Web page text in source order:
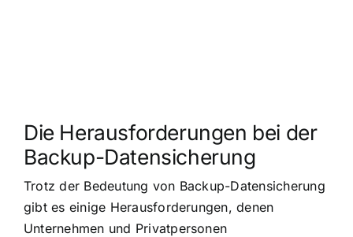
Die Herausforderungen bei der
Backup-Datensicherung
Trotz der Bedeutung von Backup-Datensicherung
gibt es einige Herausforderungen, denen
Unternehmen und Privatpersonen